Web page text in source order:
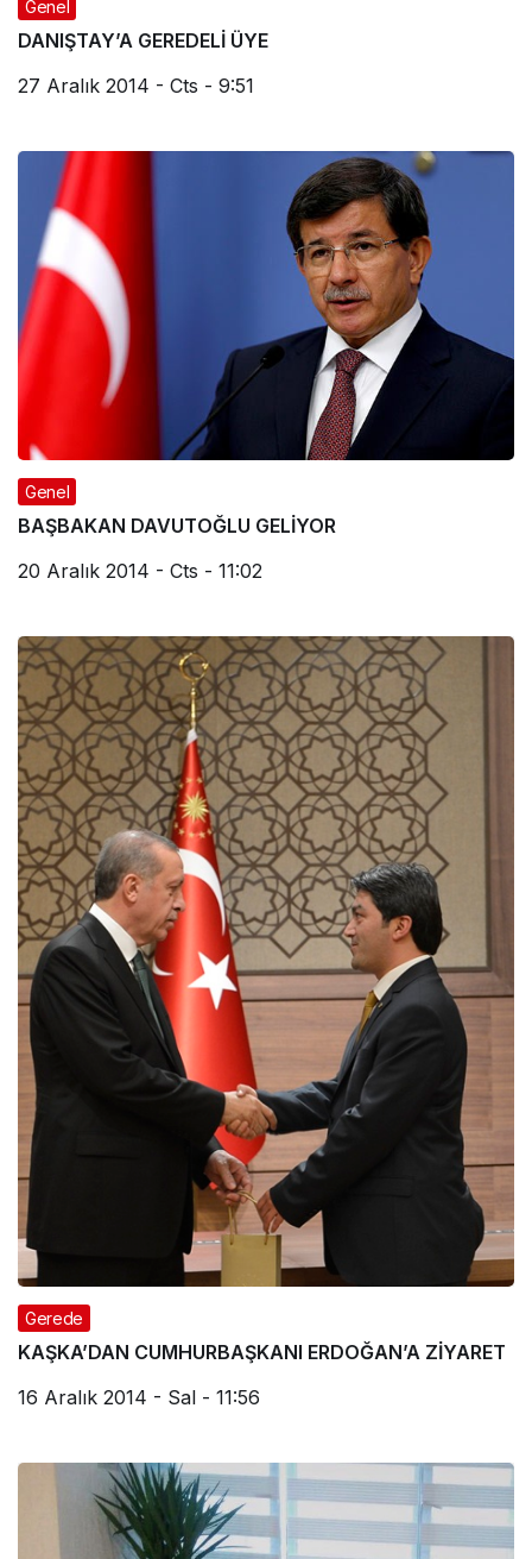
Genel
DANIŞTAY’A GEREDELİ ÜYE
27 Aralık 2014 - Cts - 9:51
Genel
BAŞBAKAN DAVUTOĞLU GELİYOR
20 Aralık 2014 - Cts - 11:02
Gerede
KAŞKA’DAN CUMHURBAŞKANI ERDOĞAN’A ZİYARET
16 Aralık 2014 - Sal - 11:56